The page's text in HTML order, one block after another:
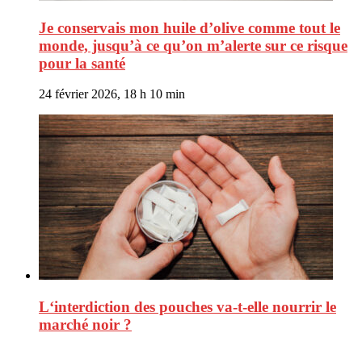
Je conservais mon huile d’olive comme tout le
monde, jusqu’à ce qu’on m’alerte sur ce risque
pour la santé
24 février 2026, 18 h 10 min
L‘interdiction des pouches va-t-elle nourrir le
marché noir ?